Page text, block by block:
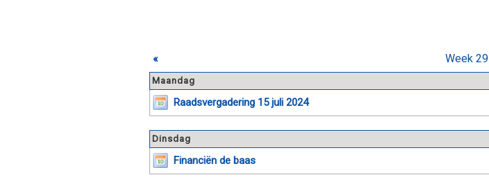
« Week 29
Maandag
Raadsvergadering 15 juli 2024
Dinsdag
Financiën de baas